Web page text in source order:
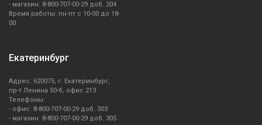
- магазин: 8-800-707-00-29 доб. 204
Время работы: пн-пт с 10-00 до 18-
00
Екатеринбург
Адрес: 620075, г. Екатеринбург,
пр-т Ленина 50-б, офис 213
Телефоны:
- офис: 8-800-707-00-29 доб. 303
- магазин: 8-800-707-00-29 доб. 305